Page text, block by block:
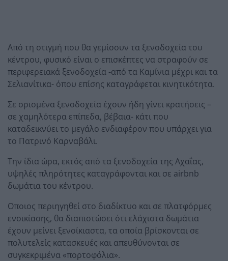
Από τη στιγμή που θα γεμίσουν τα ξενοδοχεία του
κέντρου, φυσικό είναι ο επισκέπτες να στραφούν σε
περιφερειακά ξενοδοχεία -από τα Καμίνια μέχρι και τα
Σελιανίτικα- όπου επίσης καταγράφεται κινητικότητα.
Σε ορισμένα ξενοδοχεία έχουν ήδη γίνει κρατήσεις –
σε χαμηλότερα επίπεδα, βέβαια- κάτι που
καταδεικνύει το μεγάλο ενδιαφέρον που υπάρχει για
το Πατρινό Καρναβάλι.
Την ίδια ώρα, εκτός από τα ξενοδοχεία της Αχαΐας,
υψηλές πληρότητες καταγράφονται και σε airbnb
δωμάτια του κέντρου.
Οποιος περιηγηθεί στο διαδίκτυο και σε πλατφόρμες
ενοικίασης, θα διαπιστώσει ότι ελάχιστα δωμάτια
έχουν μείνει ξενοίκιαστα, τα οποία βρίσκονται σε
πολυτελείς κατασκευές και απευθύνονται σε
συγκεκριμένα «πορτοφόλια».